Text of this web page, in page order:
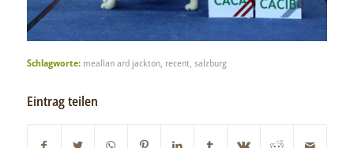
Schlagworte: meallan ard jackton, recent, salzburg
Eintrag teilen